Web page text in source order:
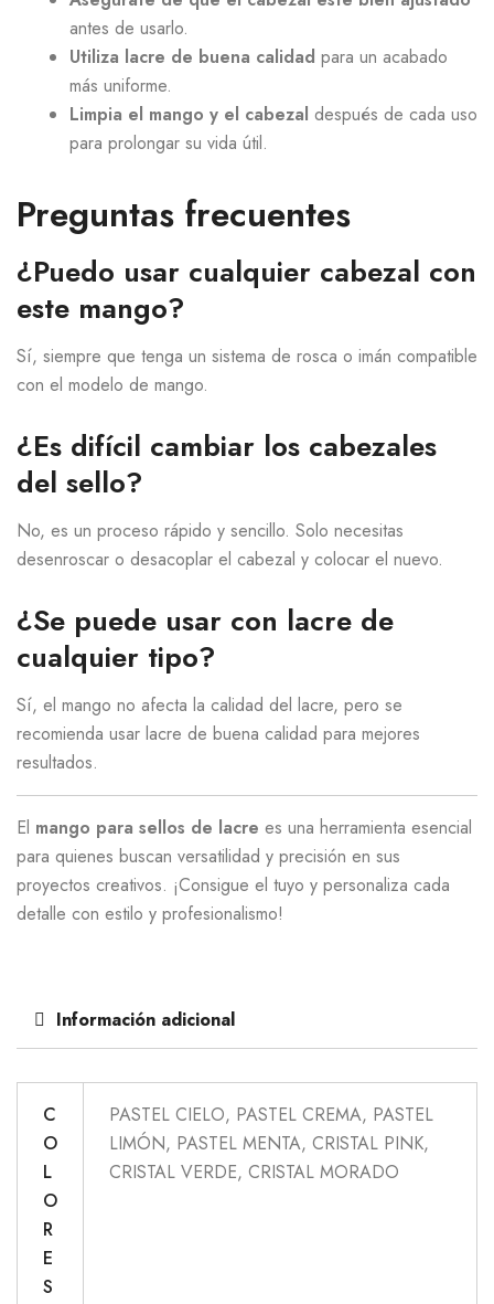
antes de usarlo.
Utiliza lacre de buena calidad para un acabado
más uniforme.
Limpia el mango y el cabezal después de cada uso
para prolongar su vida útil.
Preguntas frecuentes
¿Puedo usar cualquier cabezal con
este mango?
Sí, siempre que tenga un sistema de rosca o imán compatible
con el modelo de mango.
¿Es difícil cambiar los cabezales
del sello?
No, es un proceso rápido y sencillo. Solo necesitas
desenroscar o desacoplar el cabezal y colocar el nuevo.
¿Se puede usar con lacre de
cualquier tipo?
Sí, el mango no afecta la calidad del lacre, pero se
recomienda usar lacre de buena calidad para mejores
resultados.
El mango para sellos de lacre es una herramienta esencial
para quienes buscan versatilidad y precisión en sus
proyectos creativos. ¡Consigue el tuyo y personaliza cada
detalle con estilo y profesionalismo!
Información adicional
C
O
L
O
R
E
S
PASTEL CIELO, PASTEL CREMA, PASTEL
LIMÓN, PASTEL MENTA, CRISTAL PINK,
CRISTAL VERDE, CRISTAL MORADO